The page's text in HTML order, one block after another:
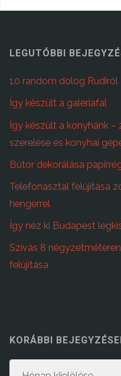
LEGUTÓBBI
10 random dolog Rudiról
Így készült a galériafal
Így készült a konyhánk –
szerelése és konyhai
Bútor dekorálása
Telefonasztal felújítása
hengerrel
Így néz ki Budapest
Szívás 8
felújítása
KORÁBBI